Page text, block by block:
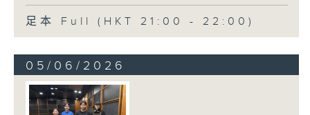
足本 Full (HKT 21:00 - 22:00)
05/06/2026